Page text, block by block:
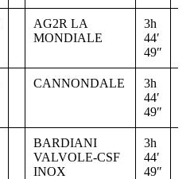
AG2R LA
MONDIALE
3h
44′
49″
CANNONDALE
3h
44′
49″
BARDIANI
VALVOLE-CSF
INOX
3h
44′
49″